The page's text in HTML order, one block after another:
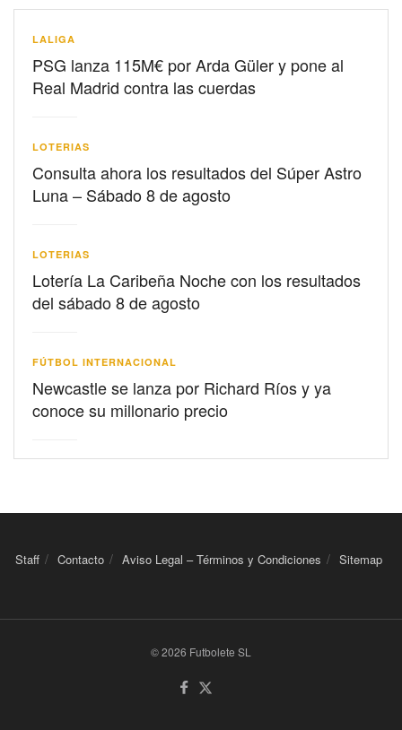
LALIGA
PSG lanza 115M€ por Arda Güler y pone al
Real Madrid contra las cuerdas
LOTERIAS
Consulta ahora los resultados del Súper Astro
Luna – Sábado 8 de agosto
LOTERIAS
Lotería La Caribeña Noche con los resultados
del sábado 8 de agosto
FÚTBOL INTERNACIONAL
Newcastle se lanza por Richard Ríos y ya
conoce su millonario precio
Staff Contacto Aviso Legal – Términos y Condiciones Sitemap
© 2026 Futbolete SL